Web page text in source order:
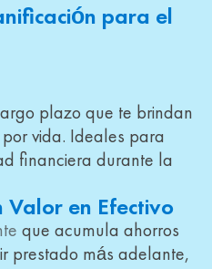
para el
plazo que te brindan
vida. Ideales para
financiera durante la
Valor en Efectivo
que acumula ahorros
prestado más adelante,